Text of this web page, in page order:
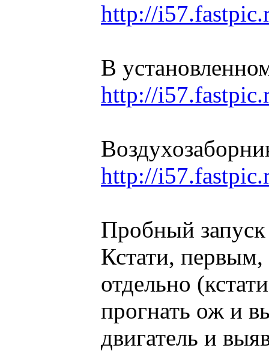
http://
В
http://
http://
Пробный запуск
Кстати, первым,
отдельно
прогнать ож и
двигатель и